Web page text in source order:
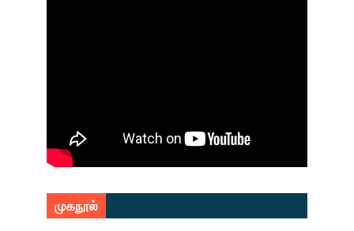
முகநூல்